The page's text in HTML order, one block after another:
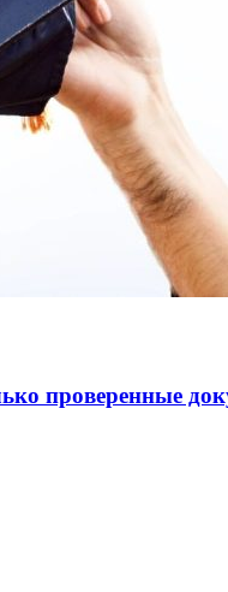
проверенные